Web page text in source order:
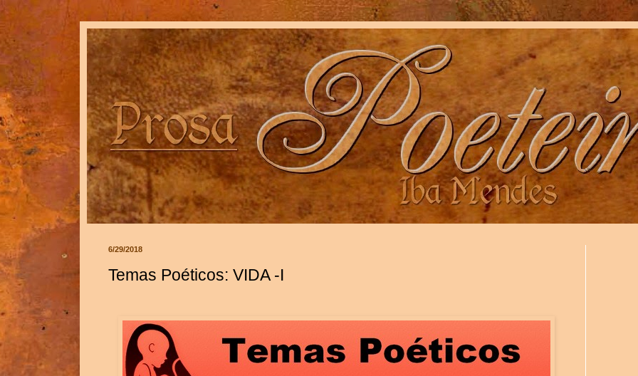
6/29/2018
Temas Poéticos: VIDA -I